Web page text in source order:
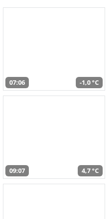
07:06 -1,0 °C
09:07 4,7 °C